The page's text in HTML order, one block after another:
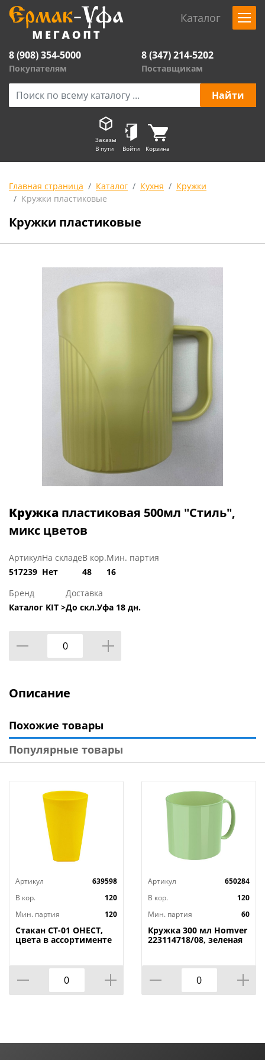
Каталог
8 (908) 354-5000
Покупателям
8 (347) 214-5202
Поставщикам
Заказы
В пути
Войти Корзина
Главная страница Каталог Кухня
Кружки
Кружки пластиковые
Кружки пластиковые
Кружка пластиковая 500мл "Стиль",
микс цветов
Артикул
517239
На складе
Нет
В кор.
48
Мин. партия
16
Бренд
Каталог KIT >
Доставка
До скл.Уфа 18 дн.
Описание
Похожие товары
Популярные товары
Артикул
639598
В кор.
120
Мин. партия
120
Стакан СТ-01 ОНЕСТ,
цвета в ассортименте
Артикул
650284
В кор.
120
Мин. партия
60
Кружка 300 мл Homver
223114718/08, зеленая